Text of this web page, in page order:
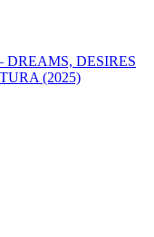
DREAMS, DESIRES
(2025)